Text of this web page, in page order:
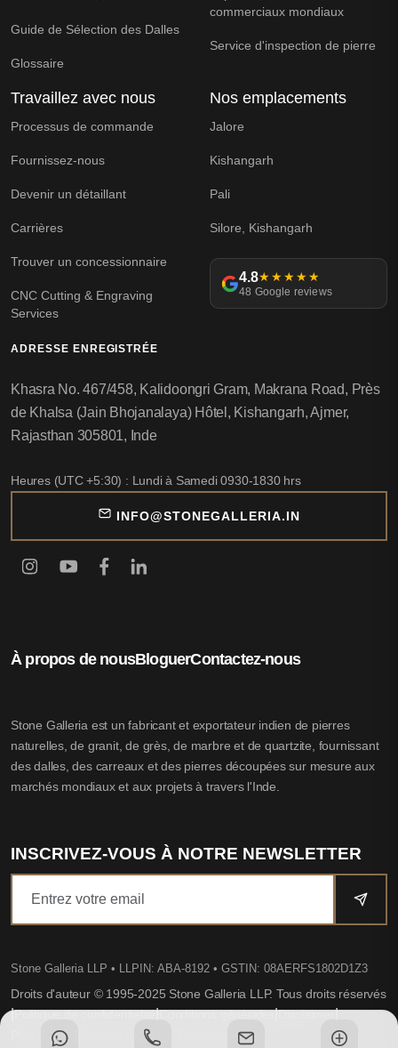
Guide de Sélection des Dalles
Glossaire
commerciaux mondiaux
Service d'inspection de pierre
Travaillez avec nous
Processus de commande
Fournissez-nous
Devenir un détaillant
Carrières
Trouver un concessionnaire
CNC Cutting & Engraving
Services
Nos emplacements
Jalore
Kishangarh
Pali
Silore, Kishangarh
4.8★★★★★
48 Google reviews
À propos de nousBloguerContactez-nous
Stone Galleria est un fabricant et exportateur indien de pierres
naturelles, de granit, de grès, de marbre et de quartzite, fournissant
des dalles, des carreaux et des pierres découpées sur mesure aux
marchés mondiaux et aux projets à travers l'Inde.
INSCRIVEZ-VOUS À NOTRE NEWSLETTER
Stone Galleria LLP • LLPIN: ABA-8192 • GSTIN: 08AERFS1802D1Z3
Droits d'auteur © 1995-2025 Stone Galleria LLP. Tous droits réservés
|Politique de confidentialité|Conditions générales|Disclaimer|
Plan du site Website by Dovio Technologies
ADRESSE ENREGISTRÉE
Khasra No. 467/458, Kalidoongri Gram, Makrana Road, Près
de Khalsa (Jain Bhojanalaya) Hôtel, Kishangarh, Ajmer,
Rajasthan 305801, Inde
Heures (UTC +5:30) : Lundi à Samedi 0930-1830 hrs
INFO@STONEGALLERIA.IN